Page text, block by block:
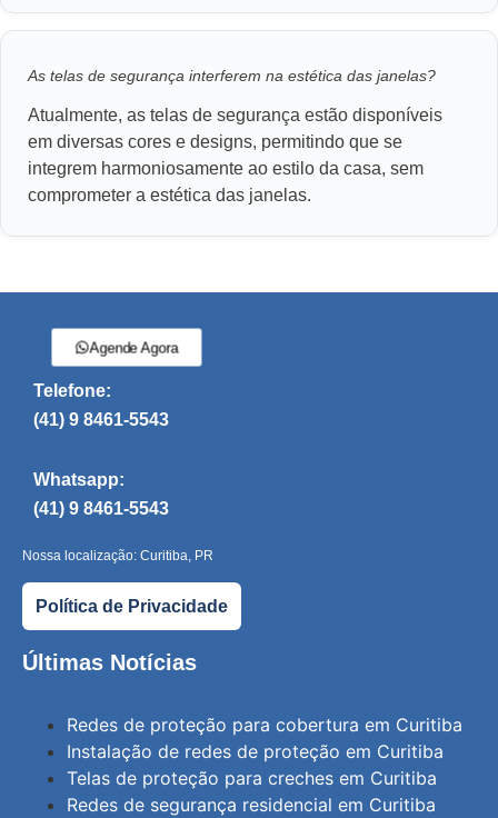
As telas de segurança interferem na estética das janelas?
Atualmente, as telas de segurança estão disponíveis
em diversas cores e designs, permitindo que se
integrem harmoniosamente ao estilo da casa, sem
comprometer a estética das janelas.
Agende Agora
Telefone:
(41) 9 8461-5543
Whatsapp:
(41) 9 8461-5543
Nossa localização: Curitiba, PR
Política de Privacidade
Últimas Notícias
Redes de proteção para cobertura em Curitiba
Instalação de redes de proteção em Curitiba
Telas de proteção para creches em Curitiba
Redes de segurança residencial em Curitiba